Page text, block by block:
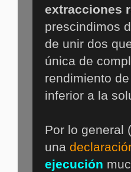
extracciones
prescindimos
de unir dos
única de
rendimiento
inferior a la
Por lo general
una
ejecución